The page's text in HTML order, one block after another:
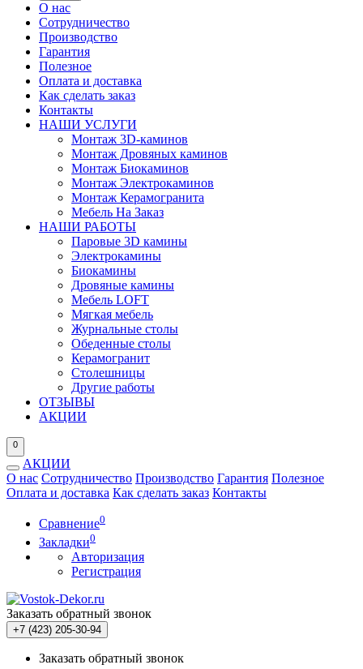
О нас
Сотрудничество
Производство
Гарантия
Полезное
Оплата и доставка
Как сделать заказ
Контакты
НАШИ УСЛУГИ
Монтаж 3D-каминов
Монтаж Дровяных каминов
Монтаж Биокаминов
Монтаж Электрокаминов
Монтаж Керамогранита
Мебель На Заказ
НАШИ РАБОТЫ
Паровые 3D камины
Электрокамины
Биокамины
Дровяные камины
Мебель LOFT
Мягкая мебель
Журнальные столы
Обеденные столы
Керамогранит
Столешницы
Другие работы
ОТЗЫВЫ
АКЦИИ
0
АКЦИИ
О нас Сотрудничество Производство Гарантия Полезное
Оплата и доставка Как сделать заказ Контакты
Сравнение0
Закладки0
Авторизация
Регистрация
Заказать обратный звонок
+7 (423) 205-30-94
Заказать обратный звонок